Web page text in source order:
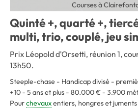
Courses à
Quinté +, quarté +,
multi, trio, couplé, jeu
Prix Léopold d'Orsetti, réunion 1,
13h50.
Steeple-chase - Handicap divisé -
+10 - 5 ans et plus - 80.000 € - 3.900
Pourchevauxentiers, hongres et